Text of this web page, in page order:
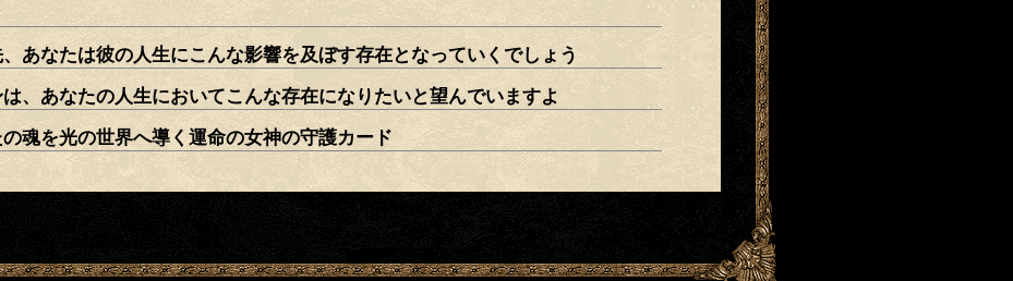
、あなたは彼の人生にこんな影響を及ぼす存在となっていくでしょう
、あなたの人生においてこんな存在になりたいと望んでいますよ
魂を光の世界へ導く運命の女神の守護カード